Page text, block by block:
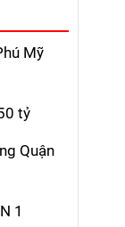
Mỹ
tỷ
Quận
1